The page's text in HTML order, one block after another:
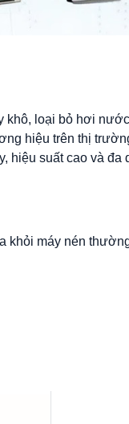
khô, loại bỏ hơi
hiệu trên thị
hiệu suất cao và đa
khỏi máy nén